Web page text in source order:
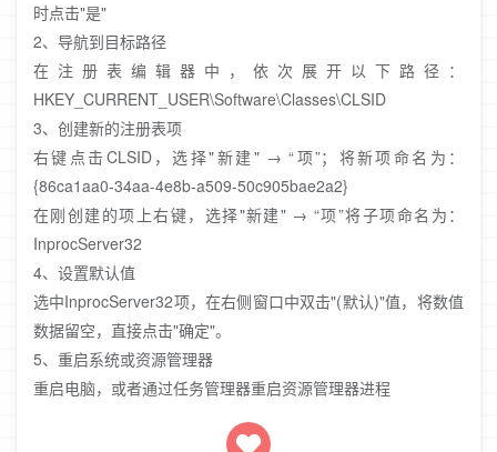
时点击"是"
2、导航到目标路径
在注册表编辑器中，依次展开以下路径：
HKEY_CURRENT_USER\Software\Classes\CLSID
3、创建新的注册表项
右键点击CLSID，选择"新建" → “项”；将新项命名为：
{86ca1aa0-34aa-4e8b-a509-50c905bae2a2}
在刚创建的项上右键，选择"新建" → “项”将子项命名为：
InprocServer32
4、设置默认值
选中InprocServer32项，在右侧窗口中双击"(默认)"值，将数值
数据留空，直接点击"确定"。
5、重启系统或资源管理器
重启电脑，或者通过任务管理器重启资源管理器进程